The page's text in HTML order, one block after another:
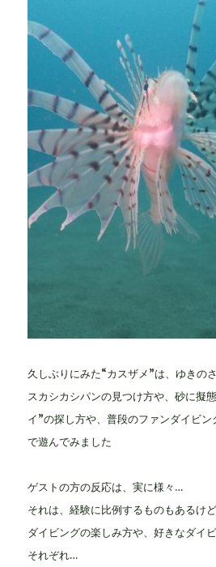
久しぶりにみた“カスザメ”は、ゆきの
スカシカシパンの見つけ方や、砂に擬
イ”の探し方や、普段のファンダイビ
で遊んでみました
ゲストの方の反応は、実に様々…
それは、経験に比例するものもあるけ
ダイビングの楽しみ方や、好きなダイ
それぞれ…